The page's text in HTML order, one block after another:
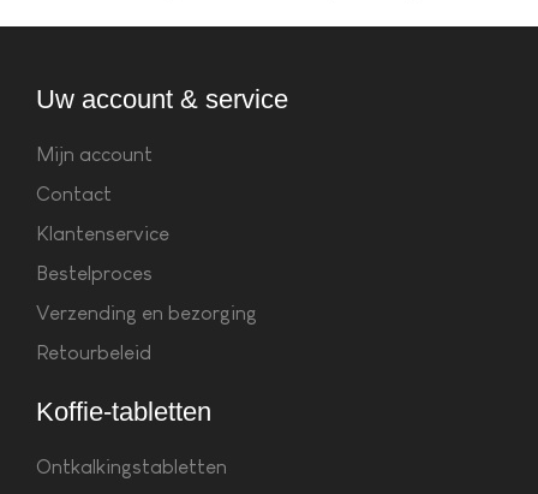
Uw account & service
Mijn account
Contact
Klantenservice
Bestelproces
Verzending en bezorging
Retourbeleid
Koffie-tabletten
Ontkalkingstabletten